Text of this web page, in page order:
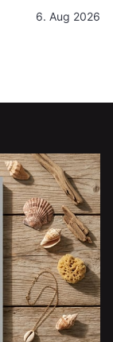
6. Aug 2026